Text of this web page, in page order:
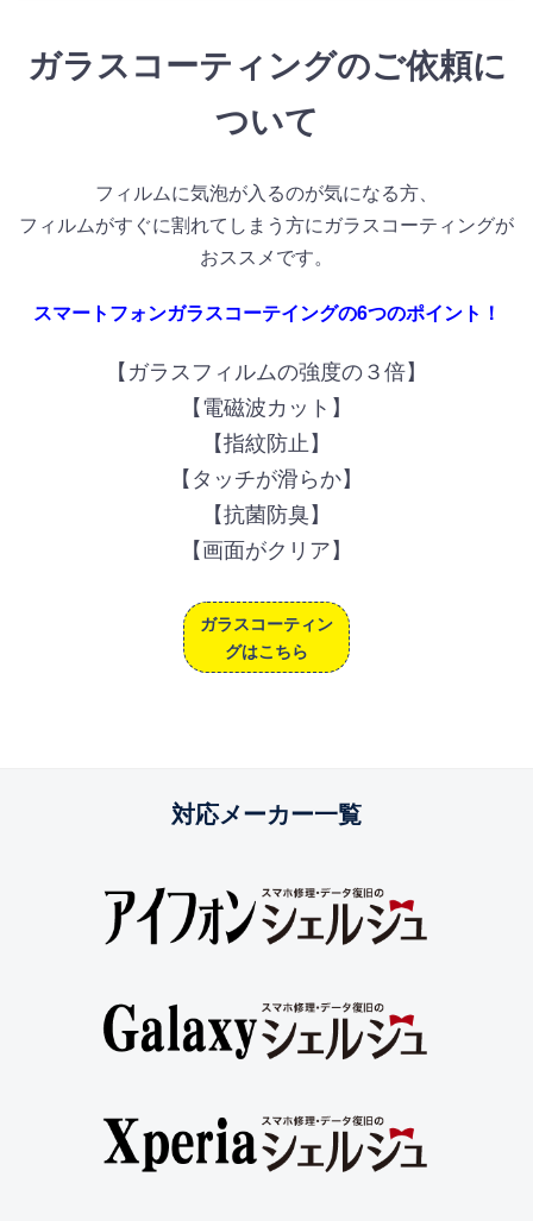
ガラスコーティングのご依頼に
ついて
フィルムに気泡が入るのが気になる方、
フィルムがすぐに割れてしまう方にガラスコーティングが
おススメです。
スマートフォンガラスコーテイングの6つのポイント！
【ガラスフィルムの強度の３倍】
【電磁波カット】
【指紋防止】
【タッチが滑らか】
【抗菌防臭】
【画面がクリア】
ガラスコーティン
グはこちら
対応メーカー一覧